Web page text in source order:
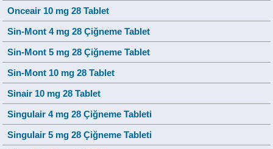
Onceair 10 mg 28 Tablet
Sin-Mont 4 mg 28 Çiğneme Tablet
Sin-Mont 5 mg 28 Çiğneme Tablet
Sin-Mont 10 mg 28 Tablet
Sinair 10 mg 28 Tablet
Singulair 4 mg 28 Çiğneme Tableti
Singulair 5 mg 28 Çiğneme Tableti